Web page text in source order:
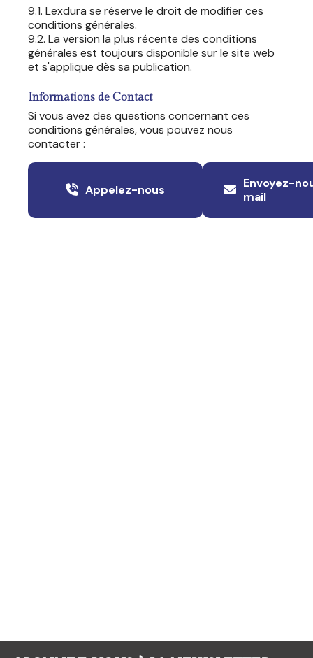
9.1. Lexdura se réserve le droit de modifier ces
conditions générales.
9.2. La version la plus récente des conditions
générales est toujours disponible sur le site web
et s'applique dès sa publication.
Informations de Contact
Si vous avez des questions concernant ces
conditions générales, vous pouvez nous
contacter :
Appelez-nous
Envoyez-
mail